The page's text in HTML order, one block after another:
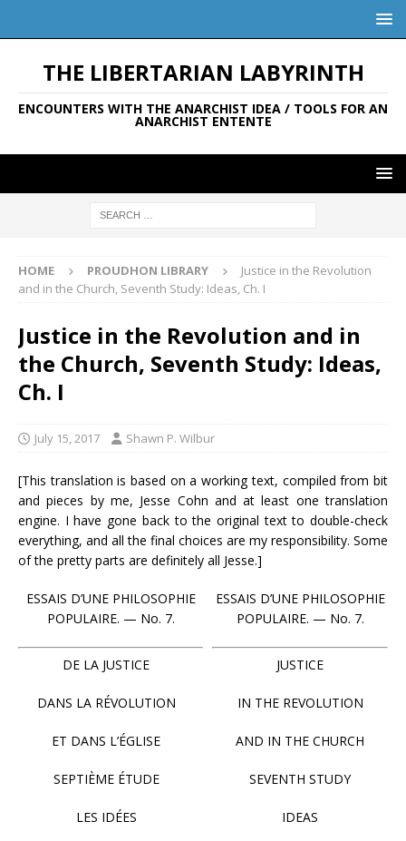
THE LIBERTARIAN LABYRINTH
ENCOUNTERS WITH THE ANARCHIST IDEA / TOOLS FOR AN
ANARCHIST ENTENTE
HOME PROUDHON LIBRARY
Justice in the Revolution
and in the Church, Seventh Study: Ideas, Ch. I
Justice in the Revolution and in
the Church, Seventh Study: Ideas,
Ch. I
July 15, 2017 Shawn P. Wilbur
[This translation is based on a working text, compiled from bit
and pieces by me, Jesse Cohn and at least one translation
engine. I have gone back to the original text to double-check
everything, and all the final choices are my responsibility. Some
of the pretty parts are definitely all Jesse.]
ESSAIS D’UNE PHILOSOPHIE
POPULAIRE. — No. 7.
DE LA JUSTICE
DANS LA RÉVOLUTION
ET DANS L’ÉGLISE
SEPTIÈME ÉTUDE
LES IDÉES
ESSAIS D’UNE PHILOSOPHIE
POPULAIRE. — No. 7.
JUSTICE
IN THE REVOLUTION
AND IN THE CHURCH
SEVENTH STUDY
IDEAS